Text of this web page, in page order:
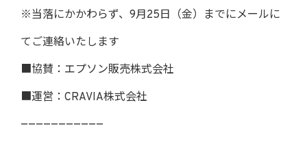
※当落にかかわらず、9月25日（金）までにメールに
てご連絡いたします
■協賛：エプソン販売株式会社
■運営：CRAVIA株式会社
———————————